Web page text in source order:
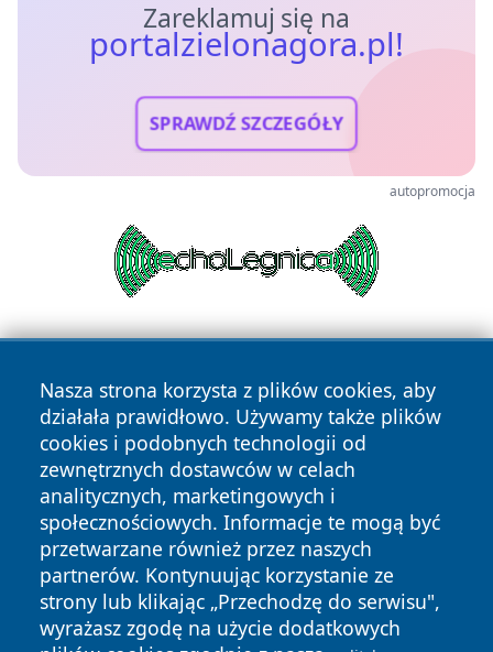
Zareklamuj się na
portalzielonagora.pl!
SPRAWDŹ SZCZEGÓŁY
autopromocja
Nasza strona korzysta z plików cookies, aby
działała prawidłowo. Używamy także plików
cookies i podobnych technologii od
zewnętrznych dostawców w celach
analitycznych, marketingowych i
społecznościowych. Informacje te mogą być
przetwarzane również przez naszych
partnerów. Kontynuując korzystanie ze
strony lub klikając „Przechodzę do serwisu",
wyrażasz zgodę na użycie dodatkowych
Copyright © 2026 portalzielonagora.pl Wszystkie prawa
zastrzeżone.
News Autorzy
Polityka
Prywatności
Polityka
Cookies